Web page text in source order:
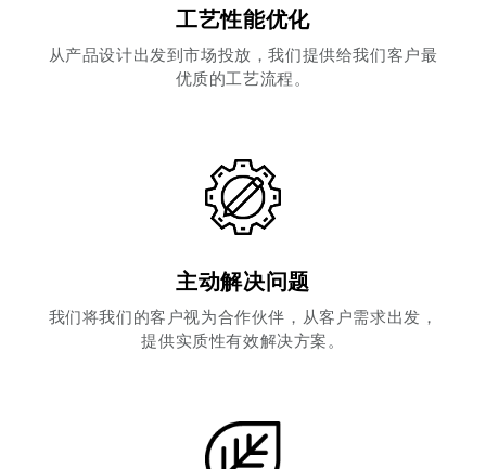
工艺性能优化
从产品设计出发到市场投放，我们提供给我们客户最
优质的工艺流程。
主动解决问题
我们将我们的客户视为合作伙伴，从客户需求出发，
提供实质性有效解决方案。